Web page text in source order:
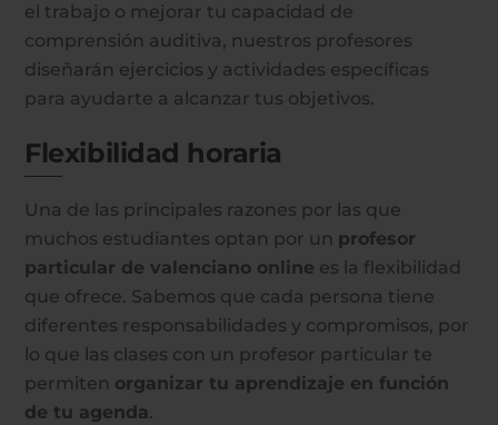
el trabajo o mejorar tu capacidad de
comprensión auditiva, nuestros profesores
diseñarán ejercicios y actividades específicas
para ayudarte a alcanzar tus objetivos.
Flexibilidad horaria
Una de las principales razones por las que
muchos estudiantes optan por un profesor
particular de valenciano online es la flexibilidad
que ofrece. Sabemos que cada persona tiene
diferentes responsabilidades y compromisos, por
lo que las clases con un profesor particular te
permiten organizar tu aprendizaje en función
de tu agenda.